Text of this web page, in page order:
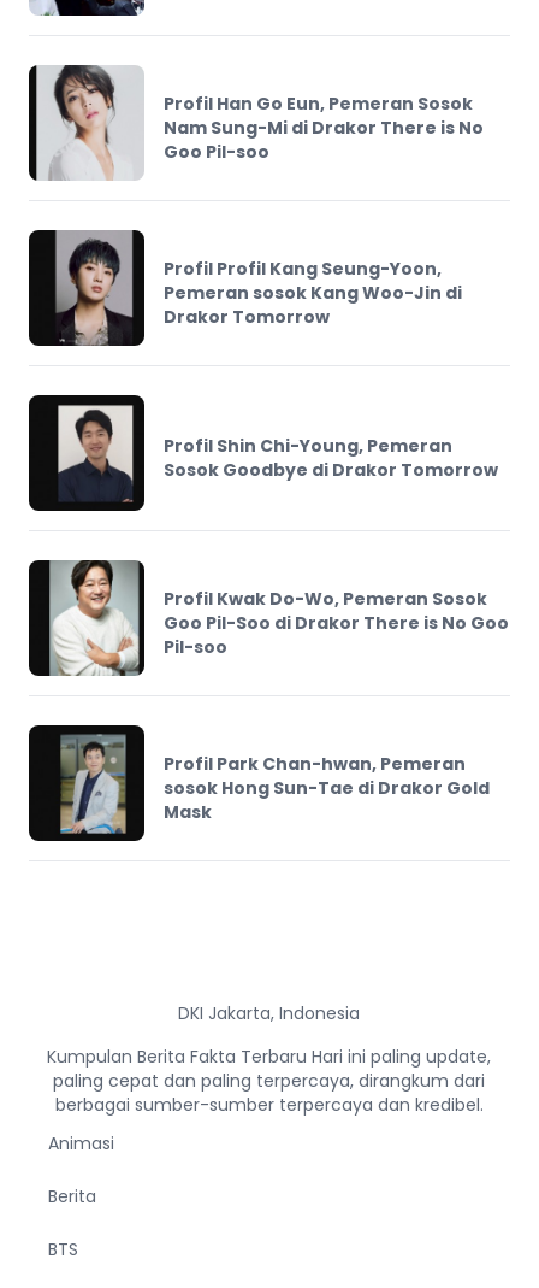
Profil Han Go Eun, Pemeran Sosok
Nam Sung-Mi di Drakor There is No
Goo Pil-soo
Profil Profil Kang Seung-Yoon,
Pemeran sosok Kang Woo-Jin di
Drakor Tomorrow
Profil Shin Chi-Young, Pemeran
Sosok Goodbye di Drakor Tomorrow
Profil Kwak Do-Wo, Pemeran Sosok
Goo Pil-Soo di Drakor There is No Goo
Pil-soo
Profil Park Chan-hwan, Pemeran
sosok Hong Sun-Tae di Drakor Gold
Mask
DKI Jakarta, Indonesia
Kumpulan Berita Fakta Terbaru Hari ini paling update,
paling cepat dan paling terpercaya, dirangkum dari
berbagai sumber-sumber terpercaya dan kredibel.
Animasi
Berita
BTS